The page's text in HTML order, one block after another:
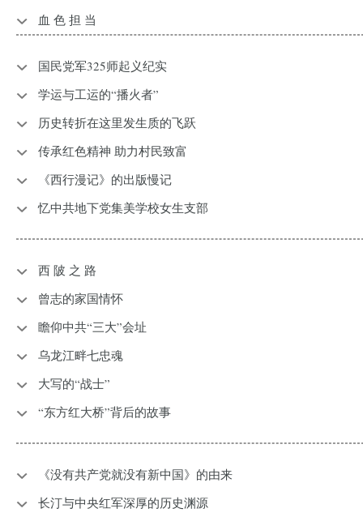
血 色 担 当
国民党军325师起义纪实
学运与工运的“播火者”
历史转折在这里发生质的飞跃
传承红色精神 助力村民致富
《西行漫记》的出版慢记
忆中共地下党集美学校女生支部
西 陂 之 路
曾志的家国情怀
瞻仰中共“三大”会址
乌龙江畔七忠魂
大写的“战士”
“东方红大桥”背后的故事
《没有共产党就没有新中国》的由来
长汀与中央红军深厚的历史渊源